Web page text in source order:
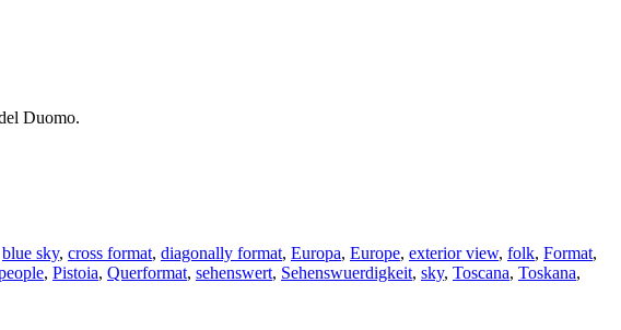
Duomo.
blue sky, cross format, diagonally format, Europa, Europe, exterior view, folk, Format,
, Pistoia, Querformat, sehenswert, Sehenswuerdigkeit, sky, Toscana, Toskana,